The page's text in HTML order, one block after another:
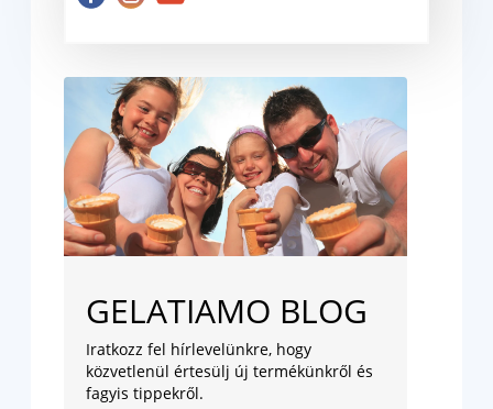
GELATIAMO BLOG
Iratkozz fel hírlevelünkre, hogy
közvetlenül értesülj új termékünkről és
fagyis tippekről.